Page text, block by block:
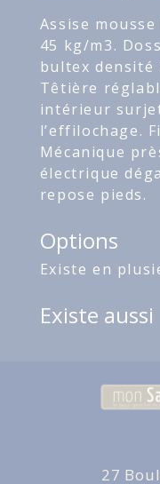
Assise
45 kg/m3.
bultex densité
Têtière
intérieur
l’effilochage.
Mécanique
électrique
repose pieds.
Options
Existe en
Existe aussi
27